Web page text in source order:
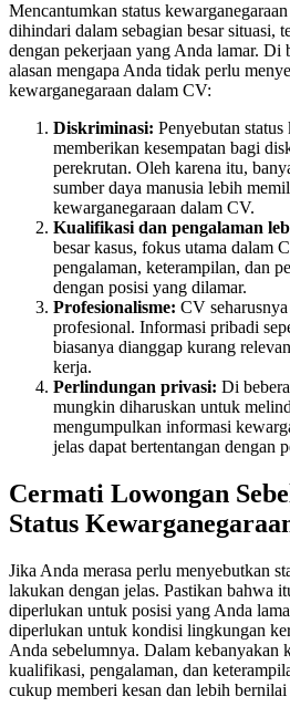
Mencantumkan status
dihindari dalam sebagian besar situasi,
dengan pekerjaan yang Anda lamar. Di
alasan mengapa Anda tidak perlu
kewarganegaraan dalam CV:
Diskriminasi: Penyebutan
memberikan kesempatan bagi
perekrutan. Oleh karena itu,
sumber daya manusia lebih
kewarganegaraan dalam CV.
Kualifikasi dan pengalaman
besar kasus, fokus utama dalam
pengalaman, keterampilan, dan
dengan posisi yang dilamar.
Profesionalisme: CV
profesional. Informasi pribadi
biasanya dianggap kurang
kerja.
Perlindungan privasi: Di
mungkin diharuskan untuk
mengumpulkan informasi
jelas dapat bertentangan dengan
Cermati Lowongan
Status
Jika Anda merasa perlu menyebutkan
lakukan dengan jelas. Pastikan bahwa
diperlukan untuk posisi yang Anda
diperlukan untuk kondisi lingkungan
Anda sebelumnya. Dalam kebanyakan
kualifikasi, pengalaman, dan
cukup memberi kesan dan lebih